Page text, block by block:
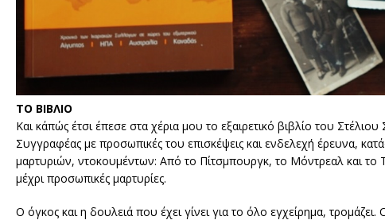
ΤΟ ΒΙΒΛΙΟ
Και κάπώς έτσι έπεσε στα χέρια μου το εξαιρετικό βιβλίο του Στέλιου
Συγγραφέας με προσωπικές του επισκέψεις και ενδελεχή έρευνα,
μαρτυριών, ντοκουμέντων: Από το Πίτσμπουργκ, το Μόντρεαλ και το
μέχρι προσωπικές μαρτυρίες.
Ο όγκος και η δουλειά που έχει γίνει για το όλο εγχείρημα,